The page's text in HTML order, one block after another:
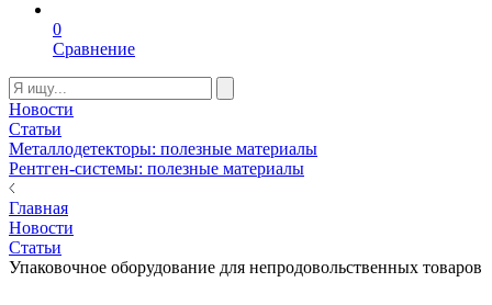
0
Сравнение
Новости
Статьи
Металлодетекторы: полезные материалы
Рентген-системы: полезные материалы
Главная
Новости
Статьи
Упаковочное оборудование для непродовольственных товаров